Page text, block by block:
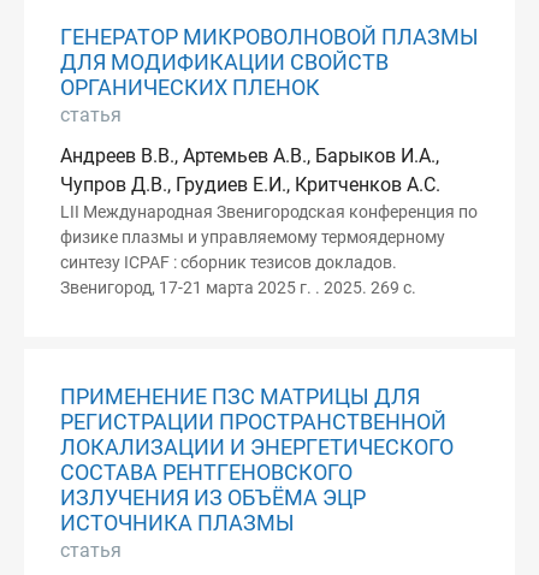
ГЕНЕРАТОР МИКРОВОЛНОВОЙ ПЛАЗМЫ
ДЛЯ МОДИФИКАЦИИ СВОЙСТВ
ОРГАНИЧЕСКИХ ПЛЕНОК
статья
Андреев В.В., Артемьев А.В., Барыков И.А.,
Чупров Д.В., Грудиев Е.И., Критченков А.С.
LII Международная Звенигородская конференция по
физике плазмы и управляемому термоядерному
синтезу ICPAF : сборник тезисов докладов.
Звенигород, 17-21 марта 2025 г. . 2025. 269 с.
ПРИМЕНЕНИЕ ПЗС МАТРИЦЫ ДЛЯ
РЕГИСТРАЦИИ ПРОСТРАНСТВЕННОЙ
ЛОКАЛИЗАЦИИ И ЭНЕРГЕТИЧЕСКОГО
СОСТАВА РЕНТГЕНОВСКОГО
ИЗЛУЧЕНИЯ ИЗ ОБЪЁМА ЭЦР
ИСТОЧНИКА ПЛАЗМЫ
статья